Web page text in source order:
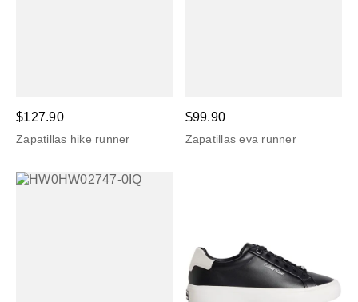
$127.90
Zapatillas hike runner
$99.90
Zapatillas eva runner